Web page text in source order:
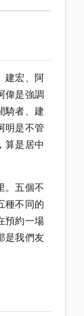
建宏、阿
偉是強調
騎者、建
明是不管
算是居中
。五個不
種不同的
預約一場
是我們友